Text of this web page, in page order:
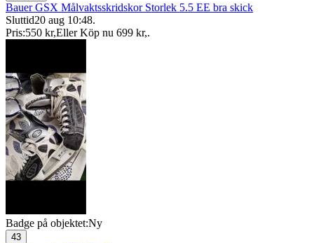
Bauer GSX Målvaktsskridskor Storlek 5.5 EE bra skick
Sluttid20 aug 10:48.
Pris:550 kr,Eller Köp nu 699 kr,.
Badge på objektet:Ny
43